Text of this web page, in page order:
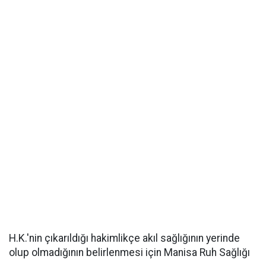
H.K.'nin çıkarıldığı hakimlikçe akıl sağlığının yerinde
olup olmadığının belirlenmesi için Manisa Ruh Sağlığı